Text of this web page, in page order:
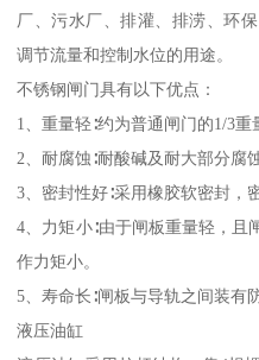
厂、污水厂、排灌、排涝、环
调节流量和控制水位的用途。
不锈钢闸门具有以下优点：
1、重量轻∶约为普通闸门的1/3重
2、耐腐蚀∶耐酸碱及耐大部分腐
3、密封性好∶采用橡胶软密封，
4、力矩小∶由于闸板重量轻，且
作力矩小。
5、寿命长∶闸板与导轨之间装有
液压油缸